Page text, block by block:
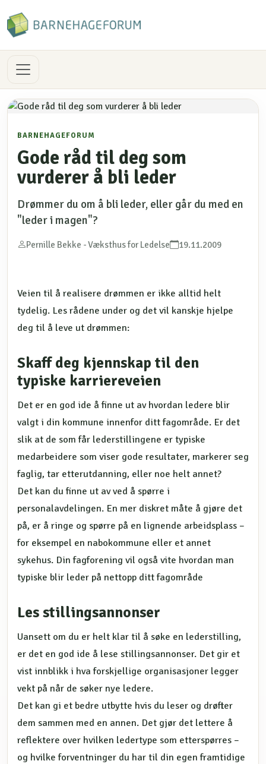
BARNEHAGEFORUM
Gode råd til deg som
vurderer å bli leder
Drømmer du om å bli leder, eller går du med en
"leder i magen"?
Pernille Bekke - Væksthus for Ledelse 19.11.2009
Veien til å realisere drømmen er ikke alltid helt
tydelig. Les rådene under og det vil kanskje hjelpe
deg til å leve ut drømmen:
Skaff deg kjennskap til den
typiske karriereveien
Det er en god ide å finne ut av hvordan ledere blir
valgt i din kommune innenfor ditt fagområde. Er det
slik at de som får lederstillingene er typiske
medarbeidere som viser gode resultater, markerer seg
faglig, tar etterutdanning, eller noe helt annet?
Det kan du finne ut av ved å spørre i
personalavdelingen. En mer diskret måte å gjøre det
på, er å ringe og spørre på en lignende arbeidsplass –
for eksempel en nabokommune eller et annet
sykehus. Din fagforening vil også vite hvordan man
typiske blir leder på nettopp ditt fagområde
Les stillingsannonser
Uansett om du er helt klar til å søke en lederstilling,
er det en god ide å lese stillingsannonser. Det gir et
vist innblikk i hva forskjellige organisasjoner legger
vekt på når de søker nye ledere.
Det kan gi et bedre utbytte hvis du leser og drøfter
dem sammen med en annen. Det gjør det lettere å
reflektere over hvilken ledertype som etterspørres –
og hvilke forventninger du har til din egen framtidige